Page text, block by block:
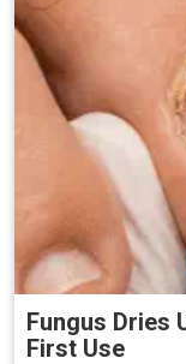
Fungus Dries
First Use